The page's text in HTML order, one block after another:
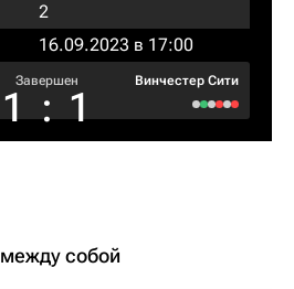
2
16.09.2023 в 17:00
Завершен
1 : 1
Винчестер Сити
собой